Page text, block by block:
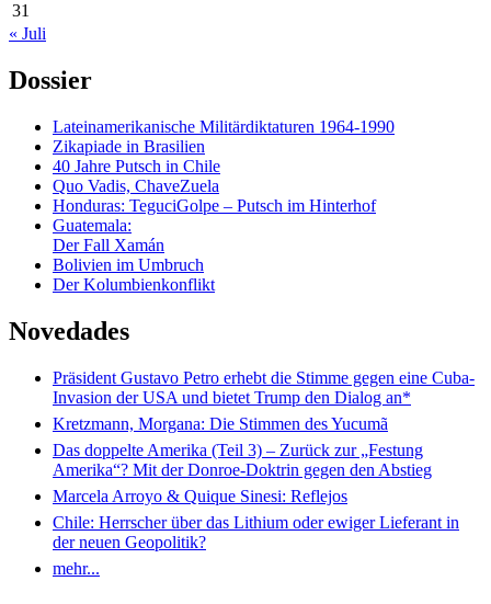
31
« Juli
Dossier
Lateinamerikanische Militärdiktaturen 1964-1990
Zikapiade in Brasilien
40 Jahre Putsch in Chile
Quo Vadis, ChaveZuela
Honduras: TeguciGolpe – Putsch im Hinterhof
Guatemala:
Der Fall Xamán
Bolivien im Umbruch
Der Kolumbienkonflikt
Novedades
Präsident Gustavo Petro erhebt die Stimme gegen eine Cuba-
Invasion der USA und bietet Trump den Dialog an*
Kretzmann, Morgana: Die Stimmen des Yucumã
Das doppelte Amerika (Teil 3) – Zurück zur „Festung
Amerika“? Mit der Donroe-Doktrin gegen den Abstieg
Marcela Arroyo & Quique Sinesi: Reflejos
Chile: Herrscher über das Lithium oder ewiger Lieferant in
der neuen Geopolitik?
mehr...